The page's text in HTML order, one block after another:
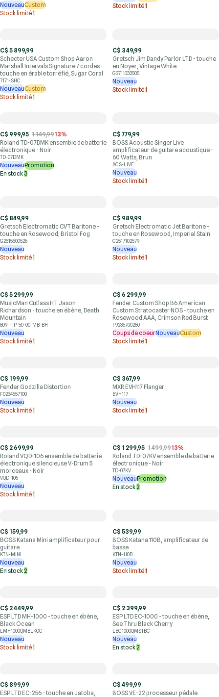
NouveauCustom
Stock limité1
Stock limité1
C$ 5 899,99
Schecter USA Custom Shop Aaron
Marshall Intervals Signature 7 cordes -
touche en érable torréfié, Sugar Coral
7171-SHC
NouveauCustom
Stock limité1
C$ 349,99
Gretsch Jim Dandy Parlor LTD - touche
en Noyer, Vintage White
G2711032505
Nouveau
Stock limité1
C$ 999,95 1 149,9913%
Roland TD-07DMK ensemble de batterie
électronique - Noir
TD-07DMK
NouveauPromotion
En stock 3
C$ 779,99
BOSS Acoustic Singer Live
amplificateur de guitare acoustique -
60 Watts, Brun
ACS-LIVE
Nouveau
Stock limité1
C$ 849,99
Gretsch Electromatic CVT Baritone -
touche en Rosewood, Bristol Fog
G2515500526
Nouveau
Stock limité1
C$ 989,99
Gretsch Electromatic Jet Baritone -
touche en Rosewood, Imperial Stain
G2517102579
Nouveau
Stock limité1
C$ 5 299,99
MusicMan Cutlass HT Jason
Richardson - touche en ébène, Death
Mountain
809-FIP-50-00-MB-BH
Nouveau
Stock limité1
C$ 6 299,99
Fender Custom Shop B6 American
Custom Stratocaster NOS - touche en
Rosewood AAA, Crimson Red Burst
F9235700260
Coups de coeurNouveauCustom
Stock limité1
C$ 199,99
Fender Godzilla Distortion
F0234557100
Nouveau
Stock limité1
C$ 367,99
MXR EVH117 Flanger
EVH117
Nouveau
Stock limité1
C$ 2 699,99
Roland VQD-106 ensemble de batterie
électronique silencieuse V-Drum 5
morceaux - Noir
VQD-106
Nouveau
Stock limité1
C$ 1 299,95 1 499,9913%
Roland TD-07KV ensemble de batterie
électronique - Noir
TD-07KV
NouveauPromotion
En stock2
C$ 159,99
BOSS Katana Mini amplificateur pour
guitare
KTN-MINI
Nouveau
En stock2
C$ 539,99
BOSS Katana 110B, amplificateur de
basse
KTN-110B
Nouveau
Stock limité1
C$ 2 449,99
ESP LTD MH-1000 - touche en ébène,
Black Ocean
LMH1000QMBLKOC
Nouveau
Stock limité1
C$ 2 399,99
ESP LTD EC-1000 - touche en ébène,
See Thru Black Cherry
LEC1000QMSTBC
Nouveau
En stock2
C$ 899,99
ESP LTD EC-256 - touche en Jatoba,
C$ 499,99
BOSS VE-22 processeur pédale